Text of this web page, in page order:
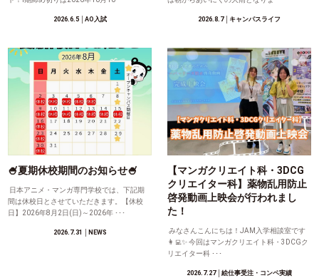
2026.6.5│AO入試 2026.8.7│キャンパスライフ
🍧夏期休校期間のお知らせ🍧
日本アニメ・マンガ専門学校では、下記期
間は休校日とさせていただきます。【休校
日】2026年8月2日(日)～2026年 ･･･
2026.7.31 │NEWS
【マンガクリエイト科・3DCG
クリエイター科】薬物乱用防止
啓発動画上映会が行われまし
た！
みなさんこんにちは！JAM入学相談室です
👩‍💻✨ 今回はマンガクリエイト科・3DCGク
リエイター科 ･･･
2026.7.27│絵仕事受注・コンペ実績